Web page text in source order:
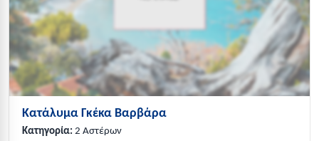
Κατάλυμα Γκέκα Βαρβάρα
Κατηγορία: 2 Αστέρων